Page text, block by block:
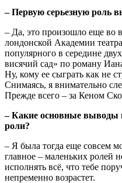
– Первую серьезную роль
– Да, это произошло еще во
лондонской Академии
популярного в середине
висячий сад» по роману
Ну, кому ее сыграть как не
Снимаясь, я внимательно
Прежде всего – за Кеном
– Какие основные выводы
роли?
– Я была тогда еще совсем
главное – маленьких ролей
исполнять всё, что тебе
непременно возрастет.